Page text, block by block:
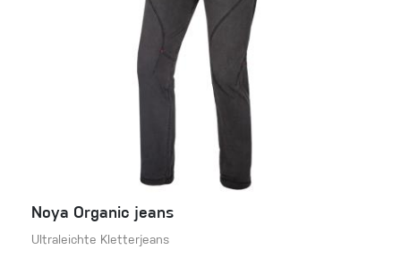
Noya Organic jeans
Ultraleichte Kletterjeans